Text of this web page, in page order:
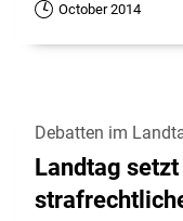
October 2014
Debatten im
Landtag